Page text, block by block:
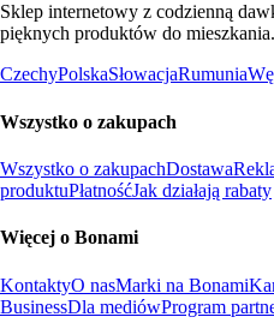
Sklep internetowy z codzienną
pięknych produktów do mieszkania.
CzechyPolskaSłowacjaRumunia
Wszystko o zakupach
Wszystko o zakupachDostawa
produktuPłatnośćJak działają rabaty
Więcej o Bonami
KontaktyO nasMarki na Bonami
BusinessDla mediówProgram